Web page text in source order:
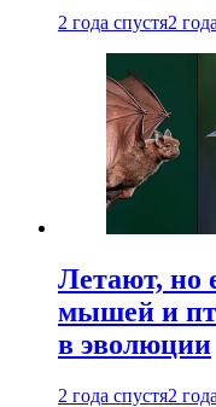
2 года спустя2
Летают, но
мышей и
в эволюции
2 года спустя2